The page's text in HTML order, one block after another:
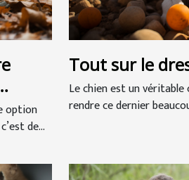
option
de...
Tout sur le
Le chien est un véritable
rendre ce dernier